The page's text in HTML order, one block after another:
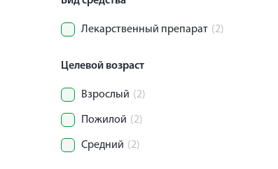
Лекарственный препарат (2)
Целевой возраст
Взрослый (2)
Пожилой (2)
Средний (2)